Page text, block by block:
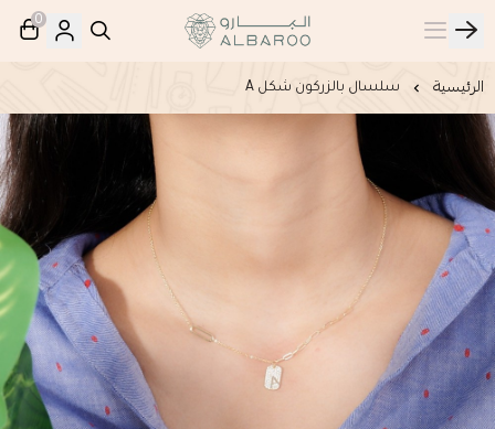
البارو | Albaroo
0
الرئيسية سلسال بالزركون شكل A